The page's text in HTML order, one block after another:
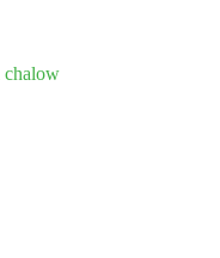
chalow